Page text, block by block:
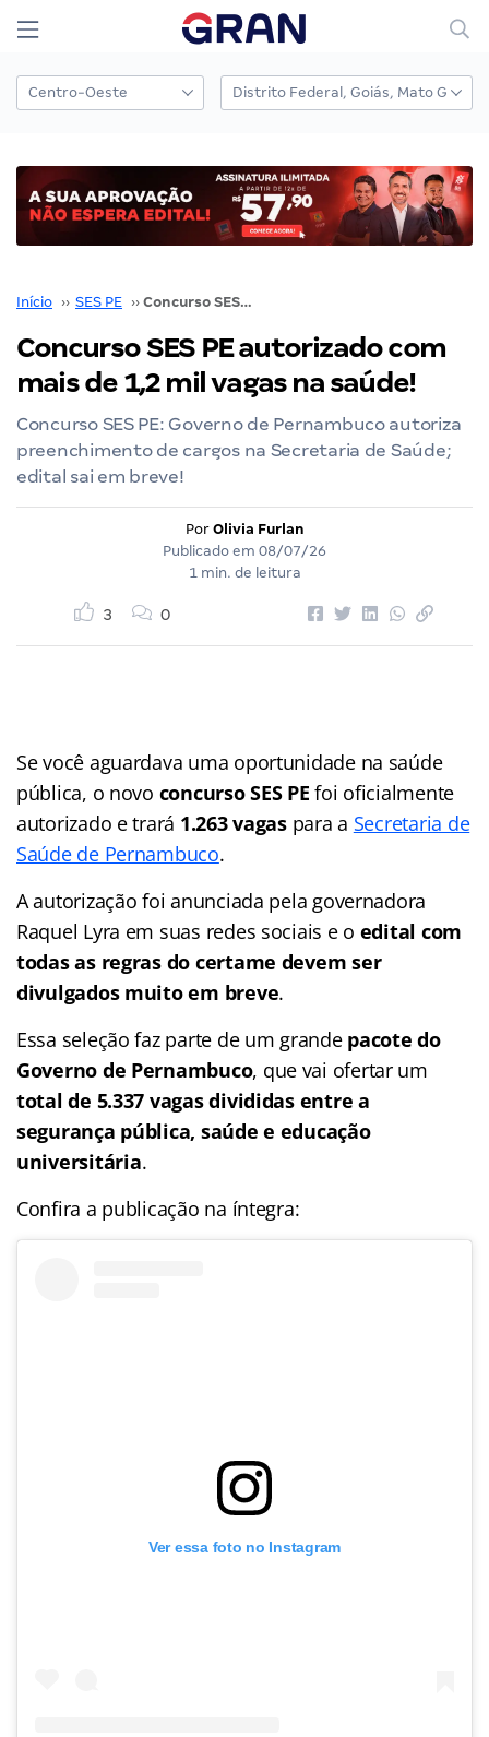
Início ›› SES PE ›› Concurso SES PE autorizado com mais de 1,2 mil vagas na saúde!
Concurso SES PE autorizado com
mais de 1,2 mil vagas na saúde!
Concurso SES PE: Governo de Pernambuco autoriza
preenchimento de cargos na Secretaria de Saúde;
edital sai em breve!
Por Olivia Furlan
Publicado em 08/07/26
1 min. de leitura
3 0
Se você aguardava uma oportunidade na saúde
pública, o novo concurso SES PE foi oficialmente
autorizado e trará 1.263 vagaspara a Secretaria de
Saúde de Pernambuco.
A autorização foi anunciada pela governadora
Raquel Lyra em suas redes sociais e o edital com
todas as regras do certame devem ser
divulgados muito em breve.
Essa seleção faz parte de um grande pacote do
Governo de Pernambuco, que vai ofertar um
total de 5.337 vagas divididas entre a
segurança pública, saúde e educação
universitária.
Confira a publicação na íntegra:
Ver essa foto no Instagram